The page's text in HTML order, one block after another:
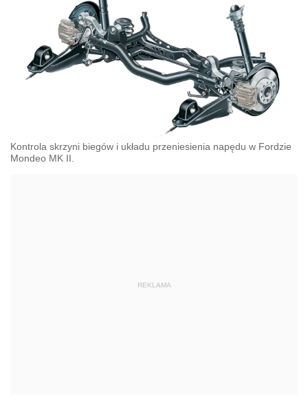
Kontrola skrzyni biegów i układu przeniesienia napędu w Fordzie
Mondeo MK II.